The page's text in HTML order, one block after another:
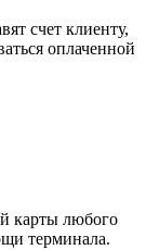
счет клиенту,
оплаченной
карты любого
терминала.